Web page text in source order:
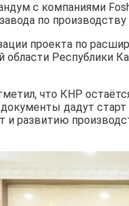
с компаниями
по
проекта по
области Республики
что КНР
дадут
развитию